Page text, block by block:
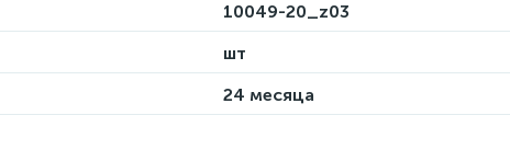
10049-20_z03
шт
24 месяца